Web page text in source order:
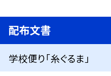
配布文書
学校便り「糸ぐるま」